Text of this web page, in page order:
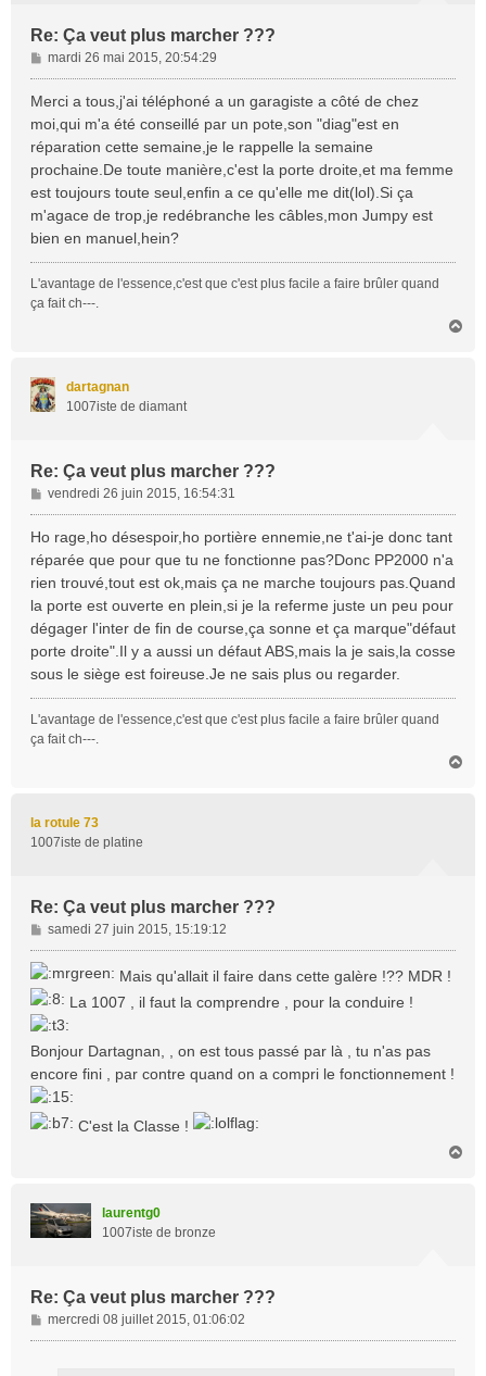
Re: Ça veut plus marcher ???
M
e
a
g
e
mardi 26 mai 2015, 20:54:29
Merci a tous,j'ai téléphoné a un garagiste a côté de chez
moi,qui m'a été conseillé par un pote,son "diag"est en
réparation cette semaine,je le rappelle la semaine
prochaine.De toute manière,c'est la porte droite,et ma femme
est toujours toute seul,enfin a ce qu'elle me dit(lol).Si ça
m'agace de trop,je redébranche les câbles,mon Jumpy est
bien en manuel,hein?
L'avantage de l'essence,c'est que c'est plus facile a faire brûler quand
ça fait ch---.
dartagnan
1007iste de diamant
Re: Ça veut plus marcher ???
M
e
a
g
e
vendredi 26 juin 2015, 16:54:31
Ho rage,ho désespoir,ho portière ennemie,ne t'ai-je donc tant
réparée que pour que tu ne fonctionne pas?Donc PP2000 n'a
rien trouvé,tout est ok,mais ça ne marche toujours pas.Quand
la porte est ouverte en plein,si je la referme juste un peu pour
dégager l'inter de fin de course,ça sonne et ça marque"défaut
porte droite".Il y a aussi un défaut ABS,mais la je sais,la cosse
sous le siège est foireuse.Je ne sais plus ou regarder.
L'avantage de l'essence,c'est que c'est plus facile a faire brûler quand
ça fait ch---.
la rotule 73
1007iste de platine
Re: Ça veut plus marcher ???
M
e
s
s
a
g
samedi 27 juin 2015, 15:19:12
Mais qu'allait il faire dans cette galère !?? MDR !
La 1007 , il faut la comprendre , pour la conduire !
Bonjour Dartagnan, , on est tous passé par là , tu n'as pas
encore fini , par contre quand on a compri le fonctionnement !
C'est la Classe !
laurentg0
1007iste de bronze
Re: Ça veut plus marcher ???
M
e
mercredi 08 juillet 2015, 01:06:02